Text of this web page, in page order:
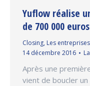
Yuflow réalise
de 700 000 euros
Closing, Les
14 décembre 2016
Après une
vient de boucler